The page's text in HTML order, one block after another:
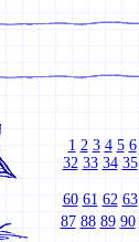
1 2 3 4 5 6
32 33 34 35
60 61 62 63
87 88 89 90